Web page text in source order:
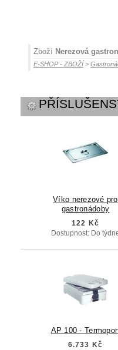
Zboží Nerezová
E-SHOP - ZBOŽÍ >
Víko nerezové pro
gastronádoby
122 Kč
Dostupnost: Do
AP 100 -
6.733 Kč